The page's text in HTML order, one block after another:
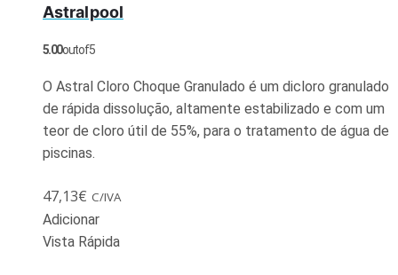
Astralpool
5.00out of 5
O Astral Cloro Choque Granulado é um dicloro granulado
de rápida dissolução, altamente estabilizado e com um
teor de cloro útil de 55%, para o tratamento de água de
piscinas.
47,13€ C/IVA
Adicionar
Vista Rápida